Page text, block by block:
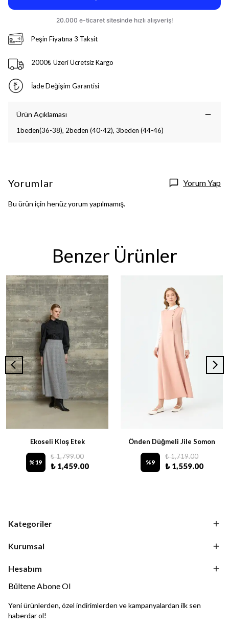
Peşin Fiyatına 3 Taksit
2000₺ Üzeri Ücretsiz Kargo
İade Değişim Garantisi
Ürün Açıklaması
1beden(36-38), 2beden (40-42), 3beden (44-46)
Yorumlar Yorum Yap
Bu ürün için henüz yorum yapılmamış.
Benzer Ürünler
Ekoseli Kloş Etek
%19
₺ 1,799.00
₺ 1,459.00
Önden Düğmeli Jile Somon
%9
₺ 1,719.00
₺ 1,559.00
Kategoriler
Kurumsal
Hesabım
Bültene Abone Ol
Yeni ürünlerden, özel indirimlerden ve kampanyalardan ilk sen
haberdar ol!